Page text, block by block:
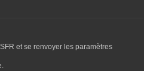
et se renvoyer les paramètres